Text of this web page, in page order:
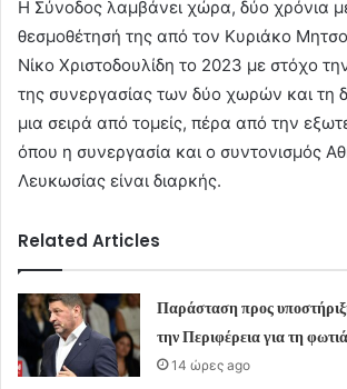
Η Σύνοδος λαμβάνει χώρα, δύο χρόνια
θεσμοθέτησή της από τον Κυριάκο
Νίκο Χριστοδουλίδη το 2023 με στόχο
της συνεργασίας των δύο χωρών και τη
μια σειρά από τομείς, πέρα από την
όπου η συνεργασία και ο συντονισμός
Λευκωσίας είναι διαρκής.
Related Articles
Παράσταση προς
την Περιφέρεια για τη
14 ώρες ago